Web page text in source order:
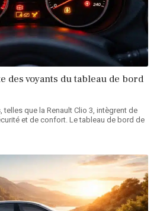
des voyants du tableau de bord
que la Renault Clio 3, intègrent de
et de confort. Le tableau de bord de